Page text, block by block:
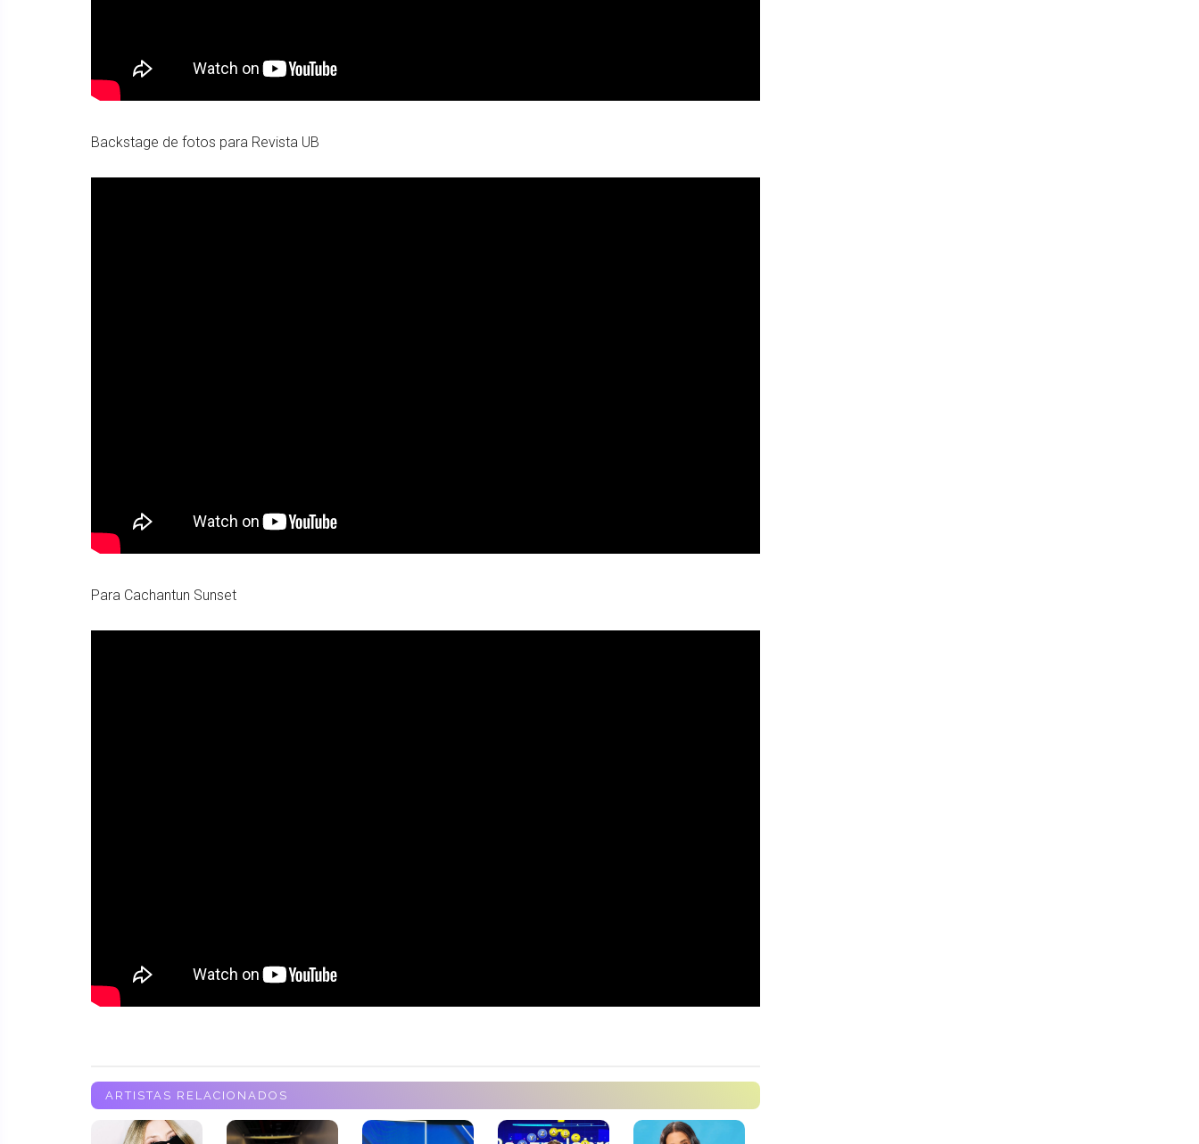
Backstage de fotos para Revista UB
Para Cachantun Sunset
ARTISTAS RELACIONADOS